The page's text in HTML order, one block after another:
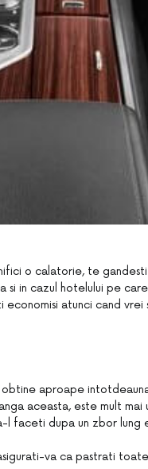
o calatorie, te
in cazul hotelului pe
atunci cand vrei
obtine aproape
aceasta, este mult mai
l faceti dupa un zbor lung
va ca pastrati